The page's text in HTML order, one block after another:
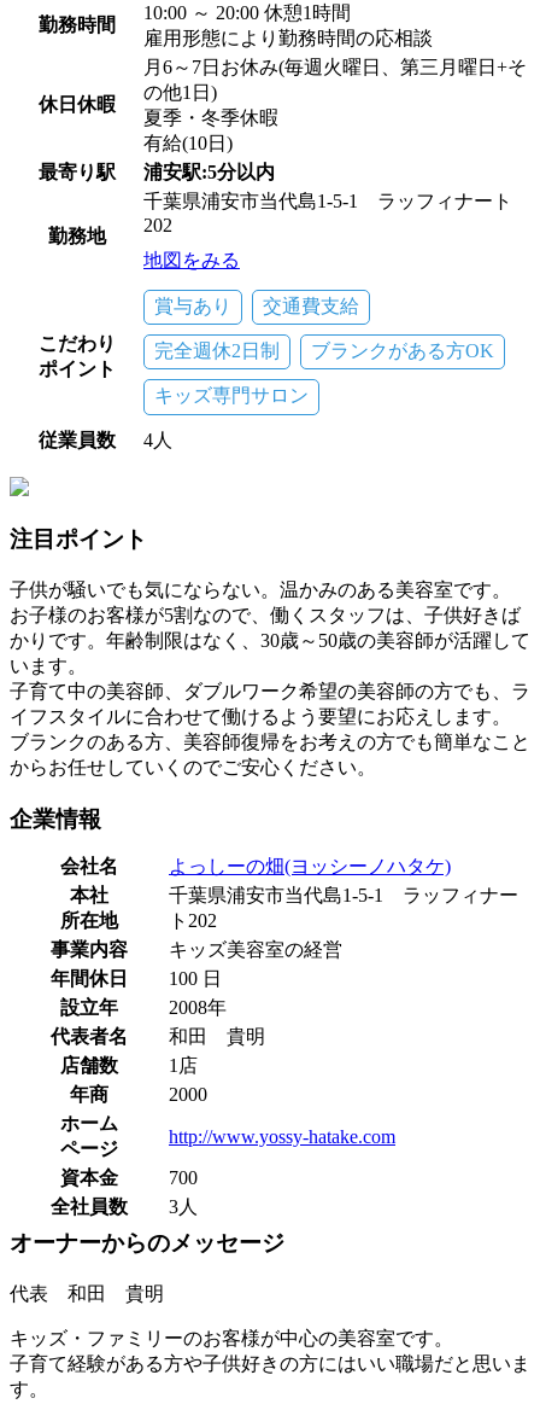
勤務時間
10:00 ～ 20:00 休憩1時間
雇用形態により勤務時間の応相談
休日休暇
月6～7日お休み(毎週火曜日、第三月曜日+そ
の他1日)
夏季・冬季休暇
有給(10日)
最寄り駅
浦安駅:5分以内
勤務地
千葉県浦安市当代島1-5-1 ラッフィナート
202
地図をみる
こだわり
ポイント
賞与あり 交通費支給
完全週休2日制 ブランクがある方OK
キッズ専門サロン
従業員数 4人
注目ポイント
子供が騒いでも気にならない。温かみのある美容室です。
お子様のお客様が5割なので、働くスタッフは、子供好きば
かりです。年齢制限はなく、30歳～50歳の美容師が活躍して
います。
子育て中の美容師、ダブルワーク希望の美容師の方でも、ラ
イフスタイルに合わせて働けるよう要望にお応えします。
ブランクのある方、美容師復帰をお考えの方でも簡単なこと
からお任せしていくのでご安心ください。
企業情報
会社名
よっしーの畑(ヨッシーノハタケ)
本社
所在地
千葉県浦安市当代島1-5-1 ラッフィナー
ト202
事業内容
キッズ美容室の経営
年間休日
100 日
設立年
2008年
代表者名
和田 貴明
店舗数
1店
年商
2000
ホーム
ページ
http://www.yossy-hatake.com
資本金
700
全社員数
3人
オーナーからのメッセージ
代表 和田 貴明
キッズ・ファミリーのお客様が中心の美容室です。
子育て経験がある方や子供好きの方にはいい職場だと思いま
す。